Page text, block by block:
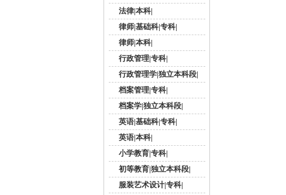
法律|本科|
律师|基础科|专科|
律师|本科|
行政管理|专科|
行政管理学|独立本科段|
档案管理|专科|
档案学|独立本科段|
英语|基础科|专科|
英语|本科|
小学教育|专科|
初等教育|独立本科段|
服装艺术设计|专科|